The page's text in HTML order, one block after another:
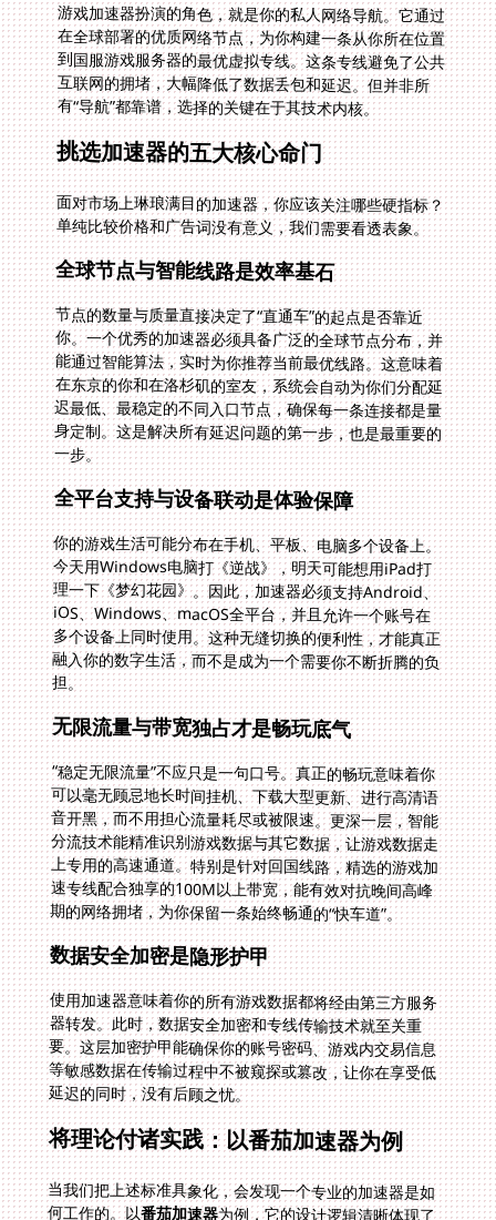
游戏加速器扮演的角色，就是你的私人网络导航。它通过
在全球部署的优质网络节点，为你构建一条从你所在位置
到国服游戏服务器的最优虚拟专线。这条专线避免了公共
互联网的拥堵，大幅降低了数据丢包和延迟。但并非所
有“导航”都靠谱，选择的关键在于其技术内核。
挑选加速器的五大核心命门
面对市场上琳琅满目的加速器，你应该关注哪些硬指标？
单纯比较价格和广告词没有意义，我们需要看透表象。
全球节点与智能线路是效率基石
节点的数量与质量直接决定了“直通车”的起点是否靠近
你。一个优秀的加速器必须具备广泛的全球节点分布，并
能通过智能算法，实时为你推荐当前最优线路。这意味着
在东京的你和在洛杉矶的室友，系统会自动为你们分配延
迟最低、最稳定的不同入口节点，确保每一条连接都是量
身定制。这是解决所有延迟问题的第一步，也是最重要的
一步。
全平台支持与设备联动是体验保障
你的游戏生活可能分布在手机、平板、电脑多个设备上。
今天用Windows电脑打《逆战》，明天可能想用iPad打
理一下《梦幻花园》。因此，加速器必须支持Android、
iOS、Windows、macOS全平台，并且允许一个账号在
多个设备上同时使用。这种无缝切换的便利性，才能真正
融入你的数字生活，而不是成为一个需要你不断折腾的负
担。
无限流量与带宽独占才是畅玩底气
“稳定无限流量”不应只是一句口号。真正的畅玩意味着你
可以毫无顾忌地长时间挂机、下载大型更新、进行高清语
音开黑，而不用担心流量耗尽或被限速。更深一层，智能
分流技术能精准识别游戏数据与其它数据，让游戏数据走
上专用的高速通道。特别是针对回国线路，精选的游戏加
速专线配合独享的100M以上带宽，能有效对抗晚间高峰
期的网络拥堵，为你保留一条始终畅通的“快车道”。
数据安全加密是隐形护甲
使用加速器意味着你的所有游戏数据都将经由第三方服务
器转发。此时，数据安全加密和专线传输技术就至关重
要。这层加密护甲能确保你的账号密码、游戏内交易信息
等敏感数据在传输过程中不被窥探或篡改，让你在享受低
延迟的同时，没有后顾之忧。
将理论付诸实践：以番茄加速器为例
当我们把上述标准具象化，会发现一个专业的加速器是如
何工作的。以番茄加速器为例，它的设计逻辑清晰体现了
这些核心要素。其全球部署的节点与智能选线系统，正是
为了解决“国外玩梦幻花园用什么加速器”这个初始问题，
确保无论你在哪个大洲，都能获得最佳入口。它的全平台
覆盖和一人多端支持，让玩家可以在手机和电脑间自由切
换，无论是处理《梦幻花园》的订单还是投入《逆战》的